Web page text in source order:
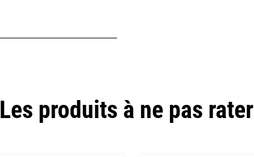
Les produits à ne pas rater